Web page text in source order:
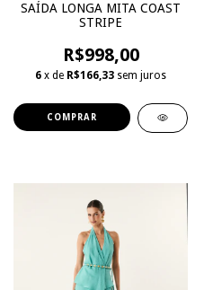
SAÍDA LONGA MITA COAST
STRIPE
R$998,00
6 x de R$166,33 sem juros
COMPRAR